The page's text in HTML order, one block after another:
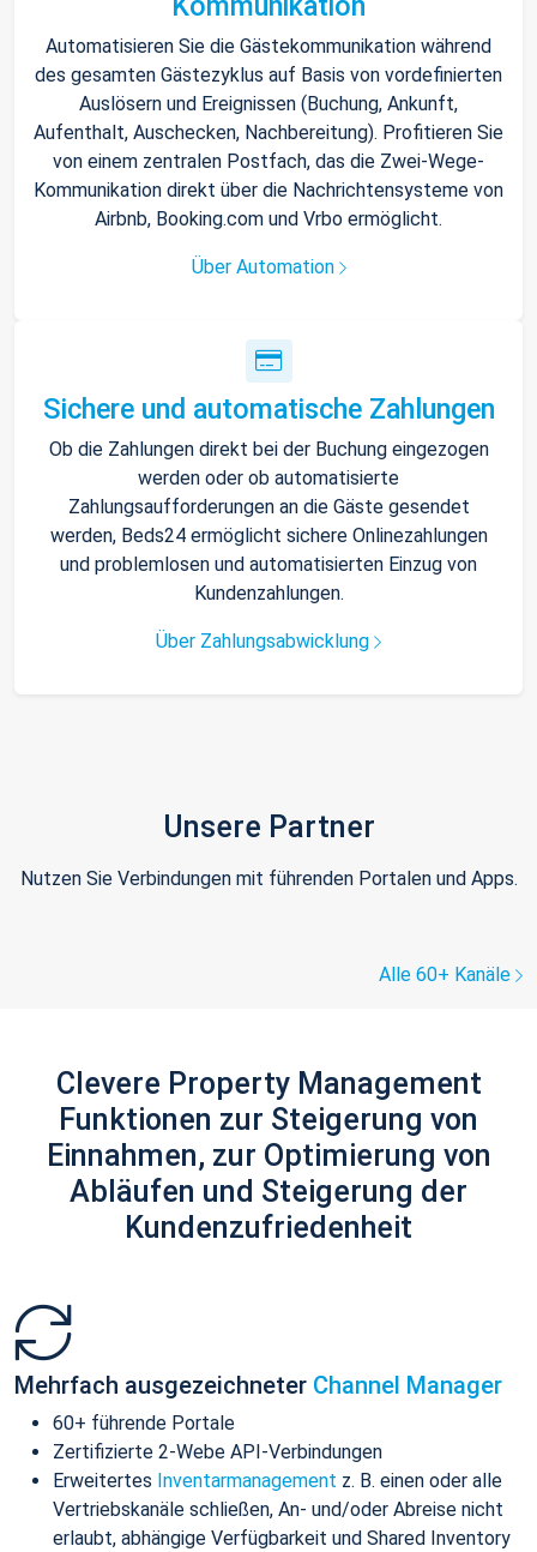
Automatisieren Sie die Gästekommunikation während
des gesamten Gästezyklus auf Basis von vordefinierten
Auslösern und Ereignissen (Buchung, Ankunft,
Aufenthalt, Auschecken, Nachbereitung). Profitieren Sie
von einem zentralen Postfach, das die Zwei-Wege-
Kommunikation direkt über die Nachrichtensysteme von
Airbnb, Booking.com und Vrbo ermöglicht.
Über Automation
Sichere und automatische Zahlungen
Ob die Zahlungen direkt bei der Buchung eingezogen
werden oder ob automatisierte
Zahlungsaufforderungen an die Gäste gesendet
werden, Beds24 ermöglicht sichere Onlinezahlungen
und problemlosen und automatisierten Einzug von
Kundenzahlungen.
Über Zahlungsabwicklung
Unsere Partner
Nutzen Sie Verbindungen mit führenden Portalen und Apps.
Alle 60+ Kanäle
Clevere Property Management
Funktionen zur Steigerung von
Einnahmen, zur Optimierung von
Abläufen und Steigerung der
Kundenzufriedenheit
Mehrfach ausgezeichneter Channel Manager
60+ führende Portale
Zertifizierte 2-Webe API-Verbindungen
Erweitertes Inventarmanagement z. B. einen oder alle
Vertriebskanäle schließen, An- und/oder Abreise nicht
erlaubt, abhängige Verfügbarkeit und Shared Inventory